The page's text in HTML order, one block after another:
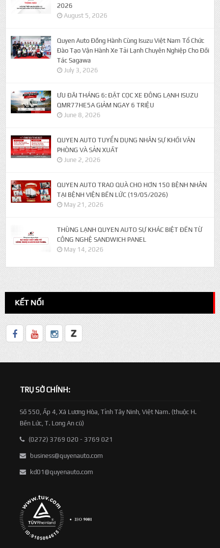
2026
August 5, 2026
Quyen Auto Đồng Hành Cùng Isuzu Việt Nam Tổ Chức
Đào Tạo Vận Hành Xe Tải Lạnh Chuyên Nghiệp Cho Đối
Tác Sagawa
July 3, 2026
ƯU ĐÃI THÁNG 6: ĐẶT CỌC XE ĐÔNG LẠNH ISUZU
QMR77HE5A GIẢM NGAY 6 TRIỆU
June 8, 2026
QUYEN AUTO TUYỂN DỤNG NHÂN SỰ KHỐI VĂN
PHÒNG VÀ SẢN XUẤT
June 2, 2026
QUYEN AUTO TRAO QUÀ CHO HƠN 150 BỆNH NHÂN
TẠI BỆNH VIỆN BẾN LỨC (19/05/2026)
May 21, 2026
THÙNG LẠNH QUYEN AUTO SỰ KHÁC BIỆT ĐẾN TỪ
CÔNG NGHỆ SANDWICH PANEL
May 14, 2026
KẾT NỐI
TRỤ SỞ CHÍNH:
Số 550, Ấp 4, Xã Lương Hòa, Tỉnh Tây Ninh, Việt Nam. (thuộc H.
Bến Lức, T. Long An cũ)
(0272) 3769 020 - 3769 021
business@quyenauto.com
kd01@quyenauto.com